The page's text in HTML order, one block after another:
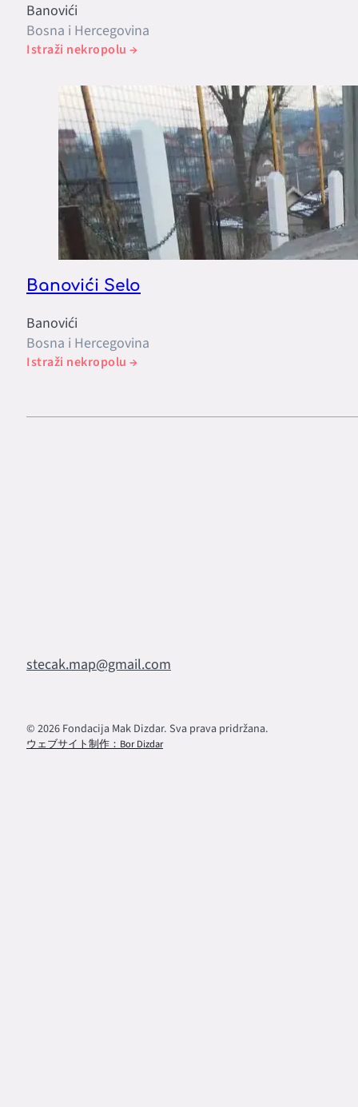
Banovići
Bosna i Hercegovina
Istraži nekropolu →
Banovići Selo
Banovići
Bosna i Hercegovina
Istraži nekropolu →
© 2026 Fondacija Mak Dizdar. Sva prava pridržana.
ウェブサイト制作：Bor Dizdar
stecak.map@gmail.com